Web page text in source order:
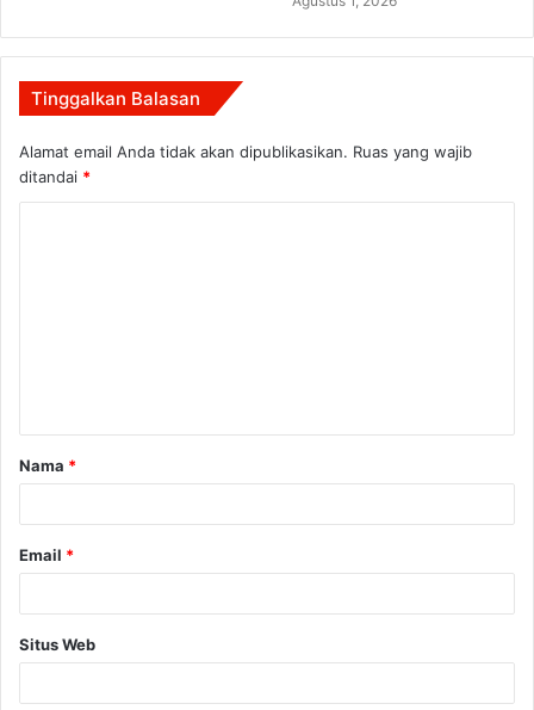
Tinggalkan Balasan
Alamat email Anda tidak akan dipublikasikan. Ruas yang wajib
ditandai *
a
r
Nama *
Email *
Situs Web